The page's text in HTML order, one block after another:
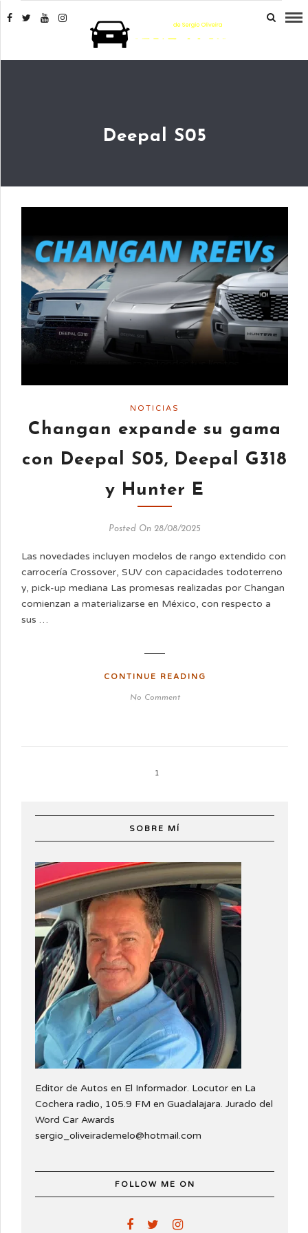
Deepal S05
NOTICIAS
Changan expande su gama
con Deepal S05, Deepal G318
y Hunter E
Posted On 28/08/2025
Las novedades incluyen modelos de rango extendido con
carrocería Crossover, SUV con capacidades todoterreno
y, pick-up mediana Las promesas realizadas por Changan
comienzan a materializarse en México, con respecto a
sus …
CONTINUE READING
No Comment
1
SOBRE MÍ
Editor de Autos en El Informador. Locutor en La
Cochera radio, 105.9 FM en Guadalajara. Jurado del
Word Car Awards
sergio_oliveirademelo@hotmail.com
FOLLOW ME ON